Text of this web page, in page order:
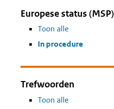
Europese status (MSP)
Toon alle
In procedure
Trefwoorden
Toon alle